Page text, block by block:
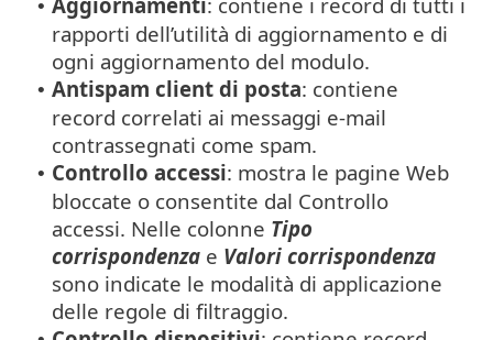
•
rapporti dell’utilità di aggiornamento e di
ogni aggiornamento del modulo.
• Antispam client di posta: contiene
record correlati ai messaggi e-mail
contrassegnati come spam.
• Controllo accessi: mostra le pagine Web
bloccate o consentite dal Controllo
accessi. Nelle colonne Tipo
corrispondenza e Valori corrispondenza
sono indicate le modalità di applicazione
delle regole di filtraggio.